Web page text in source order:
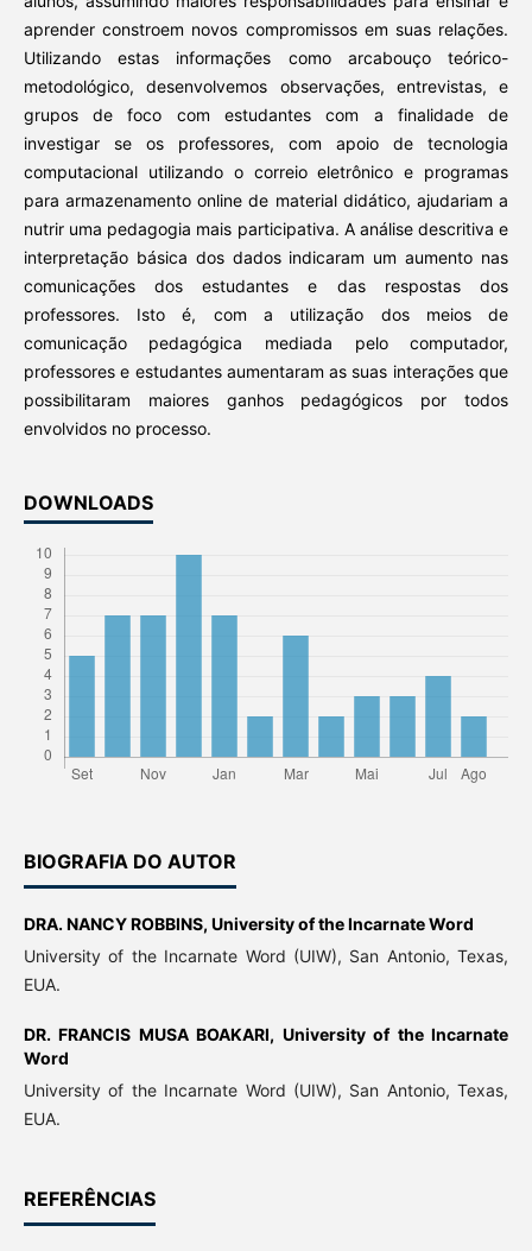
aprender constroem novos compromissos em suas relações.
Utilizando estas informações como arcabouço teórico-
metodológico, desenvolvemos observações, entrevistas, e
grupos de foco com estudantes com a finalidade de
investigar se os professores, com apoio de tecnologia
computacional utilizando o correio eletrônico e programas
para armazenamento online de material didático, ajudariam a
nutrir uma pedagogia mais participativa. A análise descritiva e
interpretação básica dos dados indicaram um aumento nas
comunicações dos estudantes e das respostas dos
professores. Isto é, com a utilização dos meios de
comunicação pedagógica mediada pelo computador,
professores e estudantes aumentaram as suas interações que
possibilitaram maiores ganhos pedagógicos por todos
envolvidos no processo.
DOWNLOADS
BIOGRAFIA DO AUTOR
DRA. NANCY ROBBINS, University of the Incarnate Word
University of the Incarnate Word (UIW), San Antonio, Texas,
EUA.
DR. FRANCIS MUSA BOAKARI, University of the Incarnate
Word
University of the Incarnate Word (UIW), San Antonio, Texas,
EUA.
REFERÊNCIAS